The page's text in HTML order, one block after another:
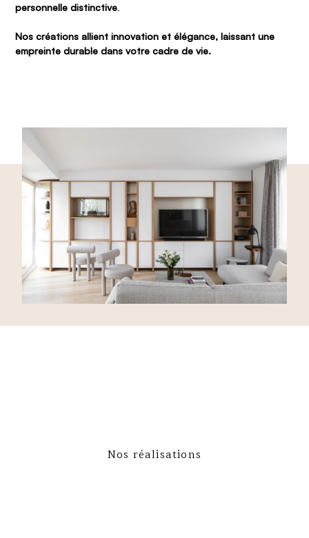
personnelle distinctive.
Nos créations allient innovation et élégance, laissant une
empreinte durable dans votre cadre de vie.
Nos réalisations